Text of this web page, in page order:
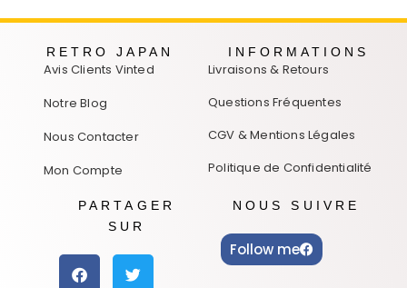
RETRO JAPAN
Avis Clients Vinted
Notre Blog
Nous Contacter
Mon Compte
INFORMATIONS
Livraisons & Retours
Questions Fréquentes
CGV & Mentions Légales
Politique de Confidentialité
PARTAGER
SUR
NOUS SUIVRE
Follow me